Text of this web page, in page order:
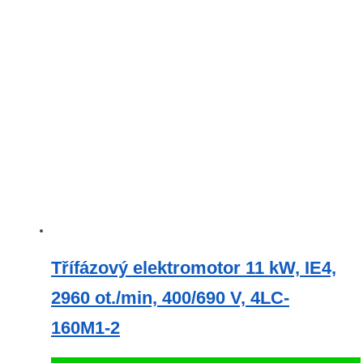
Třífázový elektromotor 11 kW, IE4,
2960 ot./min, 400/690 V, 4LC-
160M1-2